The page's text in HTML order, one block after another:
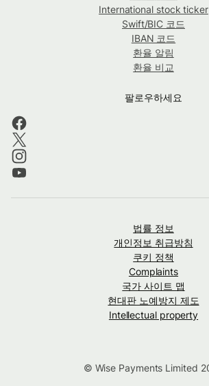
International stock ticker
Swift/BIC 코드
IBAN 코드
환율 알림
환율 비교
팔로우하세요
법률 정보
개인정보 취급방침
쿠키 정책
Complaints
국가 사이트 맵
현대판 노예방지 제도
Intellectual property
© Wise Payments Limited